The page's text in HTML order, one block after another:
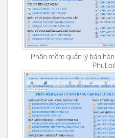
Phần mềm quản lý bán